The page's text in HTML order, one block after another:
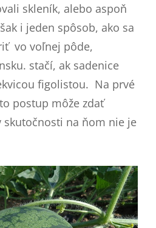
skleník, alebo aspoň
i jeden spôsob, ako sa
vo voľnej pôde,
stačí, ak sadenice
figolistou. Na prvé
postup môže zdať
skutočnosti na ňom nie je